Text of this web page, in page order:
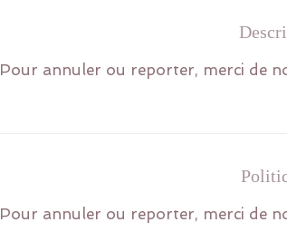
Pour annuler ou reporter, merci de
Pour annuler ou reporter, merci de